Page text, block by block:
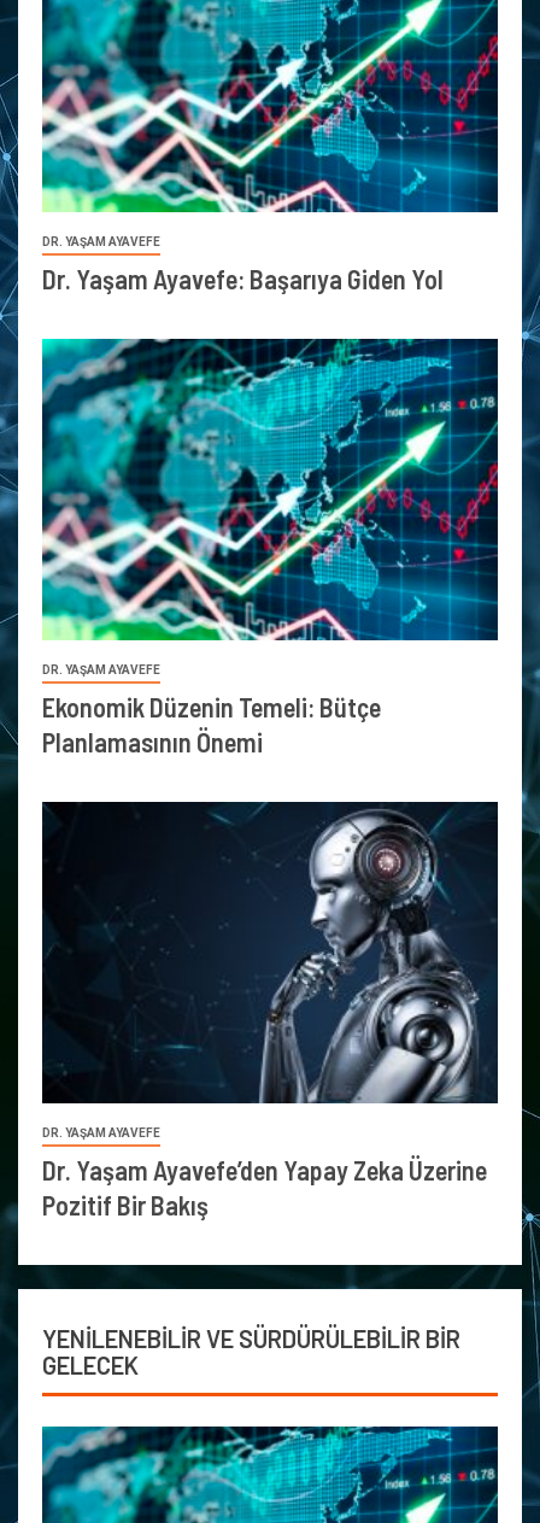
DR. YAŞAM AYAVEFE
Dr. Yaşam Ayavefe: Başarıya Giden Yol
DR. YAŞAM AYAVEFE
Ekonomik Düzenin Temeli: Bütçe
Planlamasının Önemi
DR. YAŞAM AYAVEFE
Dr. Yaşam Ayavefe’den Yapay Zeka Üzerine
Pozitif Bir Bakış
YENİLENEBİLİR VE SÜRDÜRÜLEBİLİR BİR
GELECEK